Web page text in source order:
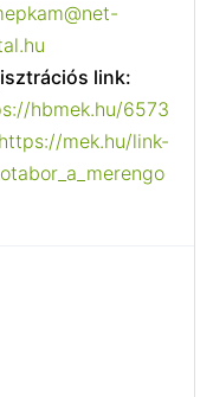
link:
hbmek.hu/6573
mek.hu/link-